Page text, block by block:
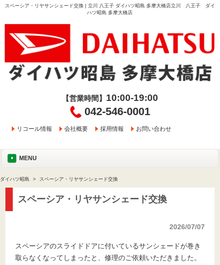
スペーシア・リヤサンシェード交換 | 立川 八王子 ダイハツ昭島 多摩大橋店立川 八王子 ダイ
ハツ昭島 多摩大橋店
【営業時間】 10:00-19:00
042-546-0001
リコール情報 会社概要 採用情報 お問い合わせ
MENU
ダイハツ昭島 スペーシア・リヤサンシェード交換
スペーシア・リヤサンシェード交換
2026/07/07
スペーシアのスライドドアに付いているサンシェードが巻き
取らなくなってしまったと、修理のご依頼いただきました。